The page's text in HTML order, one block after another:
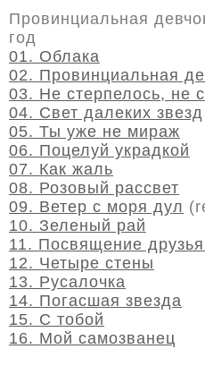
Провинциальная
год
01. Облака
02. Провинциальная
03. Не стерпелось, не
04. Свет далеких звезд
05. Ты уже не мираж
06. Поцелуй украдкой
07. Как жаль
08. Розовый рассвет
09. Ветер с моря дул
10. Зеленый рай
11. Посвящение
12. Четыре стены
13. Русалочка
14. Погасшая звезда
15. С тобой
16. Мой самозванец